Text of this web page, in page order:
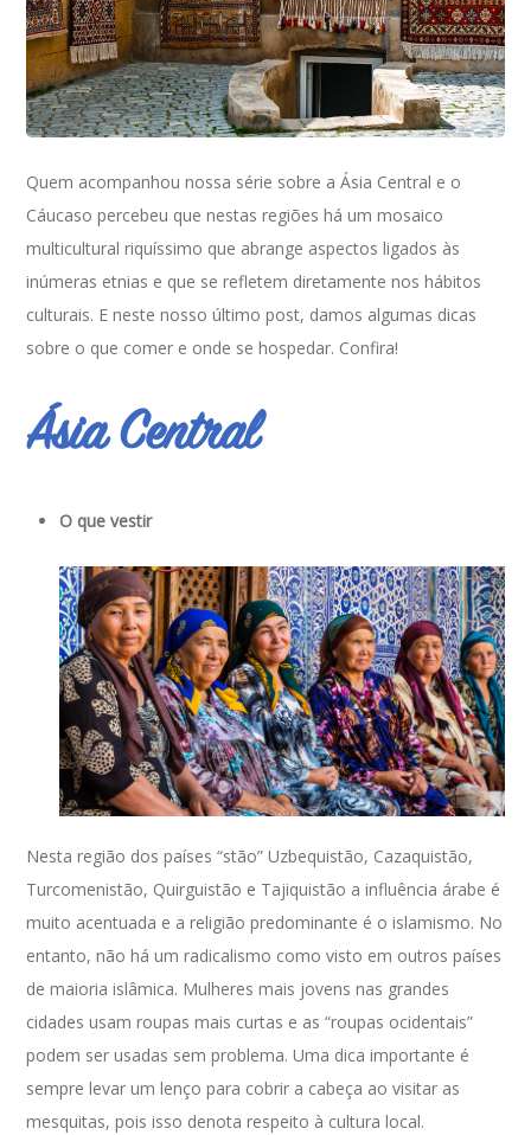
Quem acompanhou nossa série sobre a Ásia Central e o
Cáucaso percebeu que nestas regiões há um mosaico
multicultural riquíssimo que abrange aspectos ligados às
inúmeras etnias e que se refletem diretamente nos hábitos
culturais. E neste nosso último post, damos algumas dicas
sobre o que comer e onde se hospedar. Confira!
Ásia Central
O que vestir
Nesta região dos países “stão” Uzbequistão, Cazaquistão,
Turcomenistão, Quirguistão e Tajiquistão a influência árabe é
muito acentuada e a religião predominante é o islamismo. No
entanto, não há um radicalismo como visto em outros países
de maioria islâmica. Mulheres mais jovens nas grandes
cidades usam roupas mais curtas e as “roupas ocidentais”
podem ser usadas sem problema. Uma dica importante é
sempre levar um lenço para cobrir a cabeça ao visitar as
mesquitas, pois isso denota respeito à cultura local.